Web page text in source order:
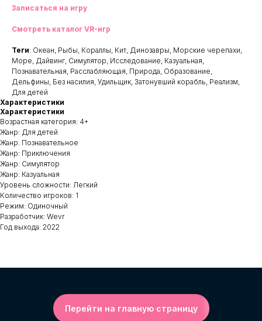
Записаться на игру
Смотреть каталог VR-игр
Теги: Океан, Рыбы, Кораллы, Кит, Динозавры, Морские черепахи,
Море, Дайвинг, Симулятор, Исследование, Казуальная,
Познавательная, Расслабляющая, Природа, Образование,
Дельфины, Без насилия, Удильщик, Затонувший корабль, Реализм,
Для детей
Характеристики
Характеристики
Возрастная категория: 4+
Жанр: Для детей
Жанр: Познавательное
Жанр: Приключения
Жанр: Симулятор
Жанр: Казуальная
Уровень сложности: Легкий
Количество игроков: 1
Режим: Одиночный
Разработчик: Wevr
Год выхода: 2022
Перейти на главную страницу